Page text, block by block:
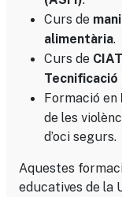
Curs de
alimentària.
Curs de
Tecnificació
Formació en
de les
d’oci segurs.
Aquestes
educatives de la